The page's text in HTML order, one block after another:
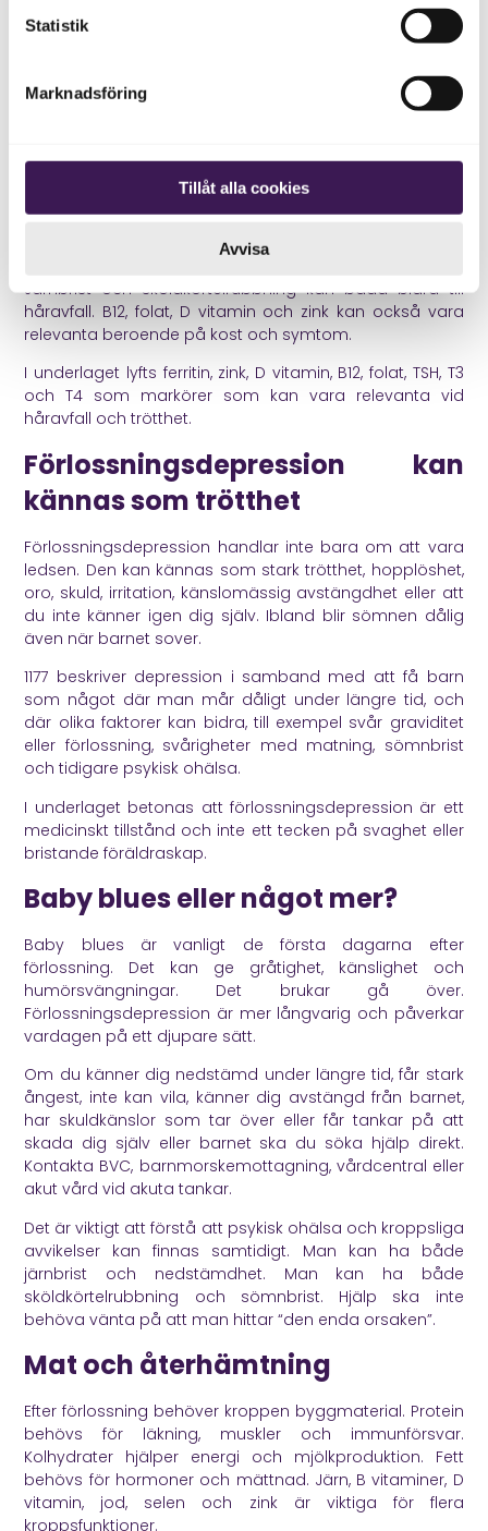
Statistik
Marknadsföring
Tillåt alla cookies
Avvisa
roll. Även blödningar efteråt kan påverka järnstatus och
Håravfall och trötthet
och beror ofta på att hårstrån som stannade kvar
under graviditeten går in i vilofas efter hormonfallet. Men
nedstämdhet är det klokt att tänka bredare.
Järnbrist och sköldkörtelrubbning kan båda bidra till
håravfall. B12, folat, D vitamin och zink kan också vara
relevanta beroende på kost och symtom.
I underlaget lyfts ferritin, zink, D vitamin, B12, folat, TSH, T3
och T4 som markörer som kan vara relevanta vid
håravfall och trötthet.
Förlossningsdepression kan
kännas som trötthet
Förlossningsdepression handlar inte bara om att vara
ledsen. Den kan kännas som stark trötthet, hopplöshet,
oro, skuld, irritation, känslomässig avstängdhet eller att
du inte känner igen dig själv. Ibland blir sömnen dålig
även när barnet sover.
1177 beskriver depression i samband med att få barn
som något där man mår dåligt under längre tid, och
där olika faktorer kan bidra, till exempel svår graviditet
eller förlossning, svårigheter med matning, sömnbrist
och tidigare psykisk ohälsa.
I underlaget betonas att förlossningsdepression är ett
medicinskt tillstånd och inte ett tecken på svaghet eller
bristande föräldraskap.
Baby blues eller något mer?
Baby blues är vanligt de första dagarna efter
förlossning. Det kan ge gråtighet, känslighet och
humörsvängningar. Det brukar gå över.
Förlossningsdepression är mer långvarig och påverkar
vardagen på ett djupare sätt.
Om du känner dig nedstämd under längre tid, får stark
ångest, inte kan vila, känner dig avstängd från barnet,
har skuldkänslor som tar över eller får tankar på att
skada dig själv eller barnet ska du söka hjälp direkt.
Kontakta BVC, barnmorskemottagning, vårdcentral eller
akut vård vid akuta tankar.
Det är viktigt att förstå att psykisk ohälsa och kroppsliga
avvikelser kan finnas samtidigt. Man kan ha både
järnbrist och nedstämdhet. Man kan ha både
sköldkörtelrubbning och sömnbrist. Hjälp ska inte
behöva vänta på att man hittar “den enda orsaken”.
Mat och återhämtning
Efter förlossning behöver kroppen byggmaterial. Protein
behövs för läkning, muskler och immunförsvar.
Kolhydrater hjälper energi och mjölkproduktion. Fett
behövs för hormoner och mättnad. Järn, B vitaminer, D
vitamin, jod, selen och zink är viktiga för flera
kroppsfunktioner.